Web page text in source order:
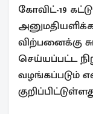
கோவிட்-19
விற்பனைக்கு
செய்யப்பட்ட
வழங்கப்படும்